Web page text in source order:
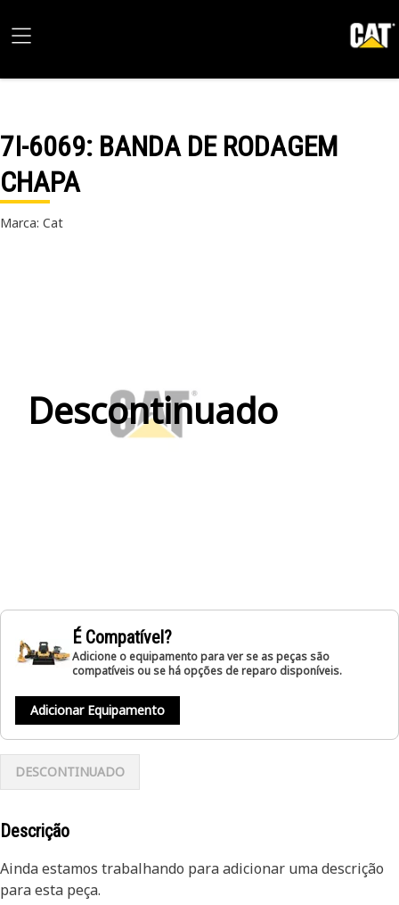
7I-6069: BANDA DE RODAGEM
CHAPA
Marca: Cat
Descontinuado
É Compatível?
Adicione o equipamento para ver se as peças são
compatíveis ou se há opções de reparo disponíveis.
Adicionar Equipamento
DESCONTINUADO
Descrição
Ainda estamos trabalhando para adicionar uma descrição
para esta peça.